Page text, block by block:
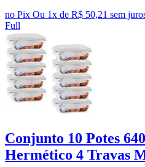
no Pix Ou 1x de R$ 50,21 sem
Full
Conjunto 10 Potes
Hermético 4 Travas